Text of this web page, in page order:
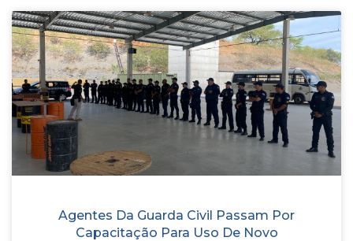
Agentes Da Guarda Civil Passam Por
Capacitação Para Uso De Novo